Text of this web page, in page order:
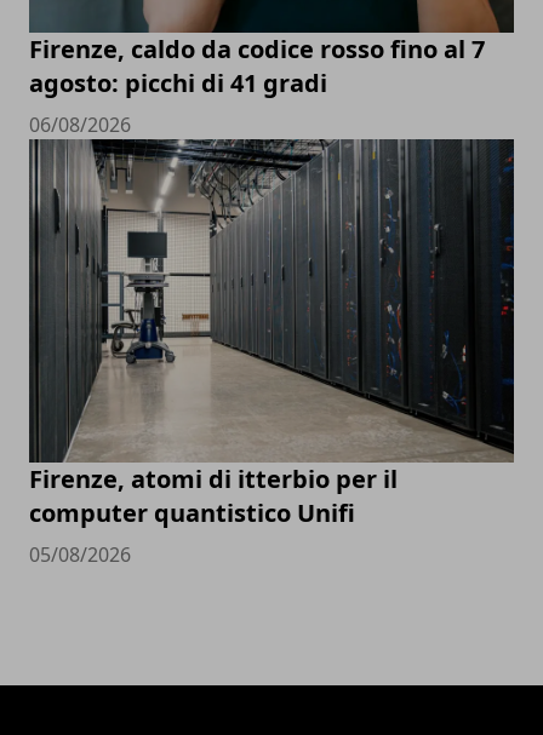
Firenze, caldo da codice rosso fino al 7
agosto: picchi di 41 gradi
06/08/2026
Firenze, atomi di itterbio per il
computer quantistico Unifi
05/08/2026